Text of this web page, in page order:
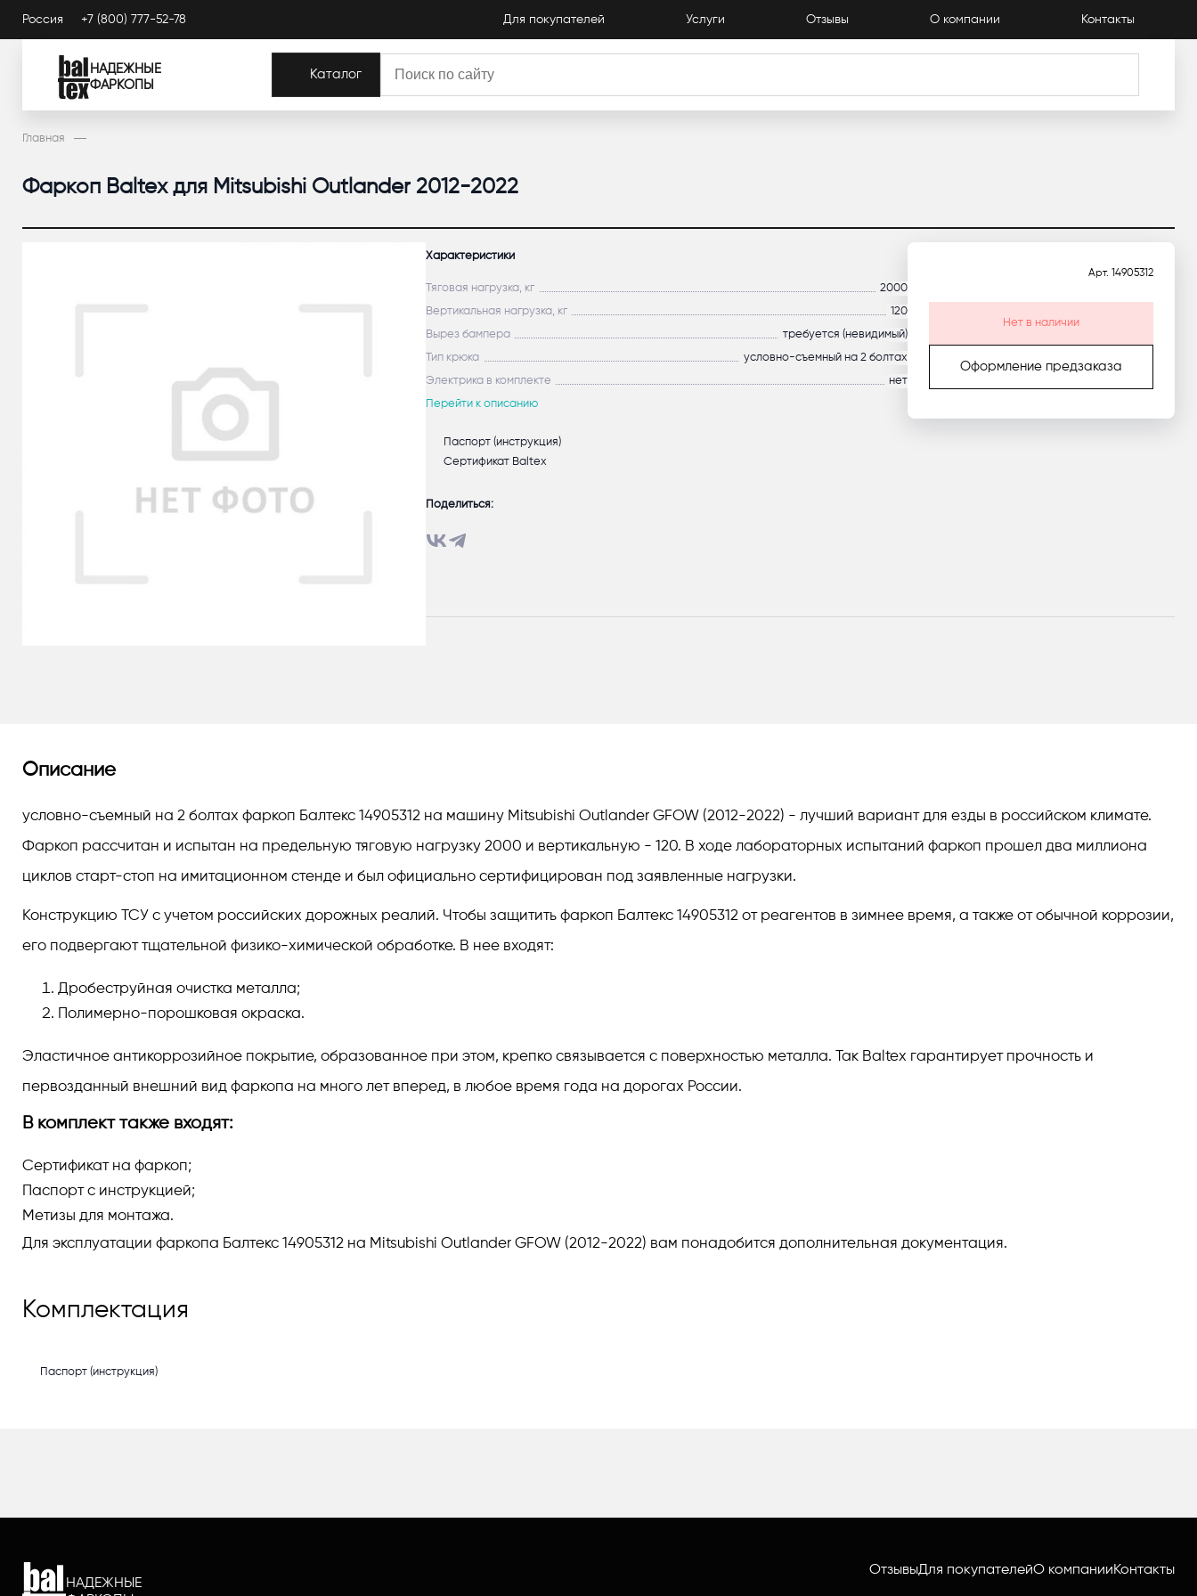
Россия +7 (800) 777-52-78 Для покупателей Услуги Отзывы О компании Контакты
НАДЕЖНЫЕ
ФАРКОПЫ
Каталог
Главная
Фаркоп Baltex для Mitsubishi Outlander 2012-2022
Характеристики
Тяговая нагрузка, кг
2000
Вертикальная нагрузка, кг
120
Вырез бампера
требуется (невидимый)
Тип крюка
условно-съемный на 2 болтах
Электрика в комплекте
нет
Перейти к описанию
Паспорт (инструкция)
Сертификат Baltex
Поделиться:
Арт. 14905312
Нет в наличии
Оформление предзаказа
Описание
условно-съемный на 2 болтах фаркоп Балтекс 14905312 на машину Mitsubishi Outlander GFOW (2012-2022) - лучший вариант для езды в российском климате.
Фаркоп рассчитан и испытан на предельную тяговую нагрузку 2000 и вертикальную - 120. В ходе лабораторных испытаний фаркоп прошел два миллиона
циклов старт-стоп на имитационном стенде и был официально сертифицирован под заявленные нагрузки.
Конструкцию ТСУ с учетом российских дорожных реалий. Чтобы защитить фаркоп Балтекс 14905312 от реагентов в зимнее время, а также от обычной коррозии,
его подвергают тщательной физико-химической обработке. В нее входят:
Дробеструйная очистка металла;
Полимерно-порошковая окраска.
Эластичное антикоррозийное покрытие, образованное при этом, крепко связывается с поверхностью металла. Так Baltex гарантирует прочность и
первозданный внешний вид фаркопа на много лет вперед, в любое время года на дорогах России.
В комплект также входят:
Сертификат на фаркоп;
Паспорт с инструкцией;
Метизы для монтажа.
Для эксплуатации фаркопа Балтекс 14905312 на Mitsubishi Outlander GFOW (2012-2022) вам понадобится дополнительная документация.
Комплектация
Паспорт (инструкция)
НАДЕЖНЫЕ
ОтзывыДля покупателейО компанииКонтакты